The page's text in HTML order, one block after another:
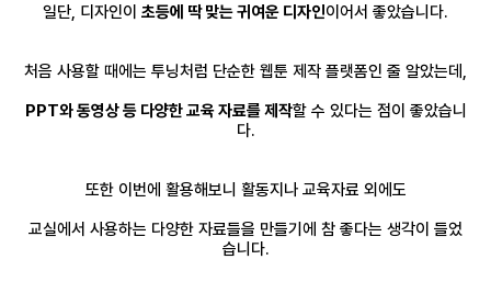
일단, 디자인이 초등에 딱 맞는 귀여운 디자인이어서 좋았습니다.
처음 사용할 때에는 투닝처럼 단순한 웹툰 제작 플랫폼인 줄 알았는데,
PPT와 동영상 등 다양한 교육 자료를 제작할 수 있다는 점이 좋았습니
다.
또한 이번에 활용해보니 활동지나 교육자료 외에도
교실에서 사용하는 다양한 자료들을 만들기에 참 좋다는 생각이 들었
습니다.